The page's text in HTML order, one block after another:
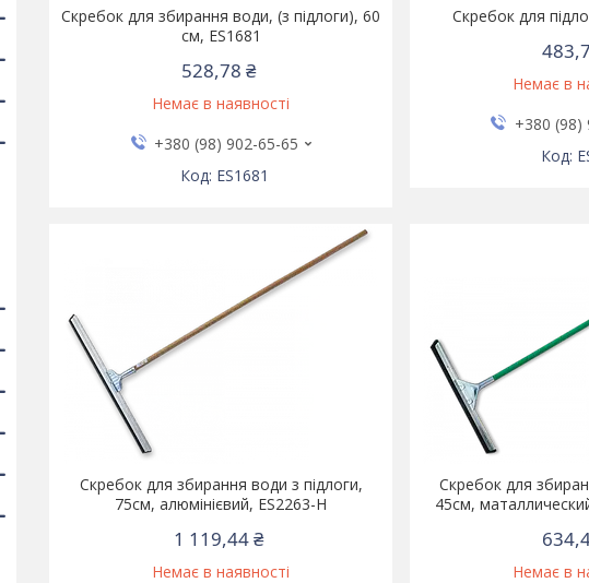
Скребок для збирання води, (з підлоги), 60
см, ES1681
528,78 ₴
Немає в наявності
+380 (98) 902-65-65
ES1681
Скребок для
Немає в
+380 (98)
Скребок для збирання води з підлоги,
75см, алюмінієвий, ES2263-H
1 119,44 ₴
Немає в наявності
Скребок для
45см,
Немає в